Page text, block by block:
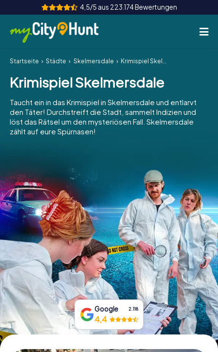
4,5/5 aus 223.174 Bewertungen
So funktioniert's
Städte
Touren
Teamevent
INT AT
ES
IE
IT
NL
Tickets buchen
Gutscheine bestellen
Startseite Städte Skelmersdale Krimispiel Skelmersdale
Krimispiel Skelmersdale
Taucht ein in das Krimispiel in Skelmersdale und entlarvt
den Täter! Durchstreift die Stadt, sammelt Indizien und
löst das Rätsel um den mysteriösen Fall. Skelmersdale
zählt auf eure Spürnasen!
Google 2.118
4,4